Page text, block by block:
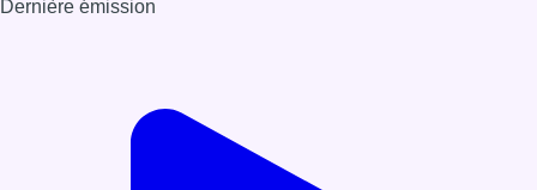
Dernière émission